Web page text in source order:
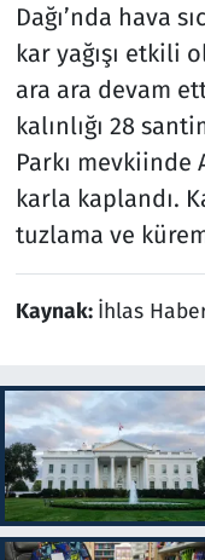
Dağı’nda hava
kar yağışı etkili
ara ara devam
kalınlığı 28
Parkı mevkiinde
karla kaplandı.
tuzlama ve
Kaynak: İhlas
Spor
Teknoloji ve
Televizyon